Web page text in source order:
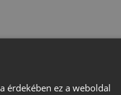
érdekében ez a weboldal